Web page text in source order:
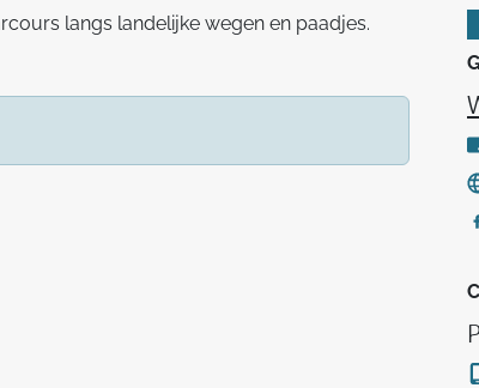
langs landelijke wegen en paadjes.